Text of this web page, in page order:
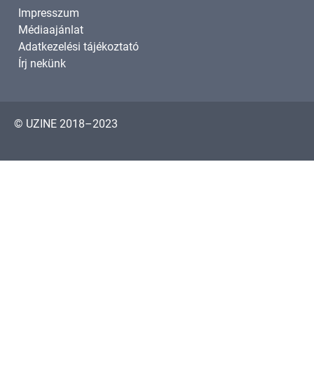
Impresszum
Médiaajánlat
Adatkezelési tájékoztató
Írj nekünk
© UZINE 2018–2023